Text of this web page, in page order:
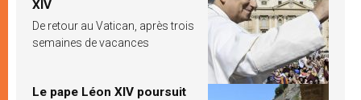
XIV
De retour au Vatican, après trois
semaines de vacances
Le pape Léon XIV poursuit